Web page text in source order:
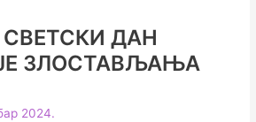
ДАН
ЗЛОСТАВЉАЊА
2024.